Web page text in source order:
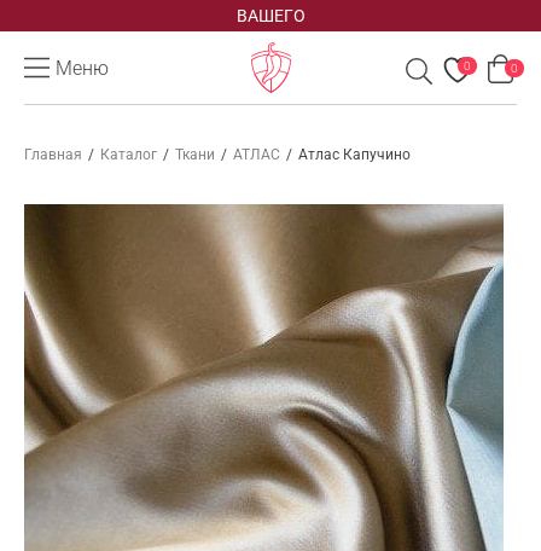
ВАШЕГО
Меню 0 0
Главная / Каталог / Ткани / АТЛАС / Атлас Капучино